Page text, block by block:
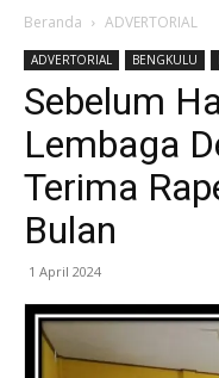
Beranda ADVERTORIAL
ADVERTORIAL BENGKULU
Sebelum
Lembaga
Terima
Bulan
1 April 2024